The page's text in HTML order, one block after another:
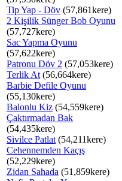
Tip Yap - Döv (57,861kere)
2 Kişilik Sünger Bob Oyunu
(57,727kere)
Sac Yapma Oyunu
(57,622kere)
Patronu Döv 2 (57,053kere)
Terlik At (56,664kere)
Barbie Defile Oyunu
(55,130kere)
Balonlu Kiz (54,559kere)
Çaktırmadan Bak
(54,435kere)
Sivilce Patlat (54,211kere)
Cehennemden Kaçış
(52,229kere)
Zidan Sahada (51,859kere)